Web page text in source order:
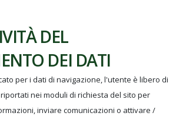
DEL
DEI DATI
per i dati di navigazione, l'utente è libero di
nei moduli di richiesta del sito per
inviare comunicazioni o attivare /